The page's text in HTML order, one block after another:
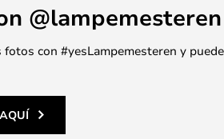
@lampemesteren
con #yesLampemesteren y